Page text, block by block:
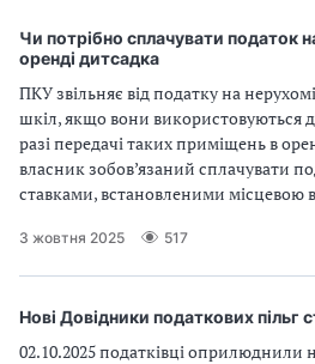
Чи потрібно сплачувати податок
оренді дитсадка
ПКУ звільняє від податку на
шкіл, якщо вони використовуються
разі передачі таких приміщень в
власник зобов’язаний сплачувати
ставками, встановленими місцевою
3 жовтня 2025 517
Нові Довідники податкових пільг
02.10.2025 податківці оприлюднили